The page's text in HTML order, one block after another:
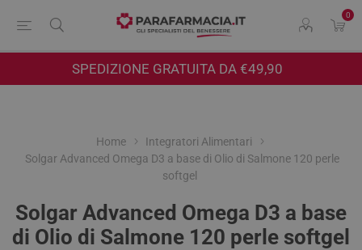
0
SPEDIZIONE GRATUITA DA €49,90
Home
Integratori Alimentari
Solgar Advanced Omega D3 a base di Olio di Salmone 120 perle
softgel
Solgar Advanced Omega D3 a base
di Olio di Salmone 120 perle softgel